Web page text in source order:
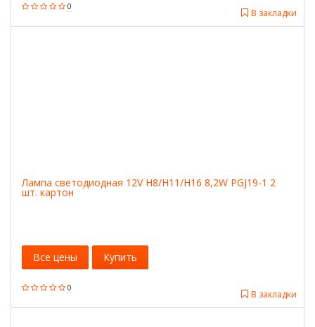
0
В закладки
Лампа светодиодная 12V H8/H11/H16 8,2W PGJ19-1 2
шт. картон
0
В закладки
Все цены Купить